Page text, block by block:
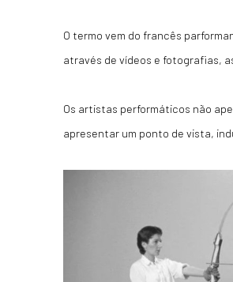
O termo vem do francês
através de vídeos e fotografias,
Os artistas performáticos não
apresentar um ponto de vista,